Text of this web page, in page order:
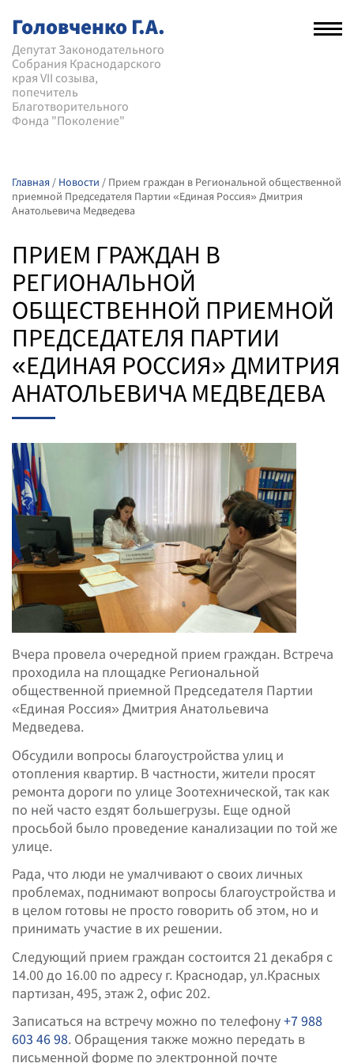
Головченко Г.А.
Депутат Законодательного
Собрания Краснодарского
края VII созыва,
попечитель
Благотворительного
Фонда "Поколение"
Главная / Новости / Прием граждан в Региональной общественной
приемной Председателя Партии «Единая Россия» Дмитрия
Анатольевича Медведева
ПРИЕМ ГРАЖДАН В
РЕГИОНАЛЬНОЙ
ОБЩЕСТВЕННОЙ ПРИЕМНОЙ
ПРЕДСЕДАТЕЛЯ ПАРТИИ
«ЕДИНАЯ РОССИЯ» ДМИТРИЯ
АНАТОЛЬЕВИЧА МЕДВЕДЕВА
Вчера провела очередной прием граждан. Встреча
проходила на площадке Региональной
общественной приемной Председателя Партии
«Единая Россия» Дмитрия Анатольевича
Медведева.
Обсудили вопросы благоустройства улиц и
отопления квартир. В частности, жители просят
ремонта дороги по улице Зоотехнической, так как
по ней часто ездят большегрузы. Еще одной
просьбой было проведение канализации по той же
улице.
Рада, что люди не умалчивают о своих личных
проблемах, поднимают вопросы благоустройства и
в целом готовы не просто говорить об этом, но и
принимать участие в их решении.
Следующий прием граждан состоится 21 декабря с
14.00 до 16.00 по адресу г. Краснодар, ул.Красных
партизан, 495, этаж 2, офис 202.
Записаться на встречу можно по телефону+7 988
603 46 98. Обращения также можно передать в
письменной форме по электронной почте